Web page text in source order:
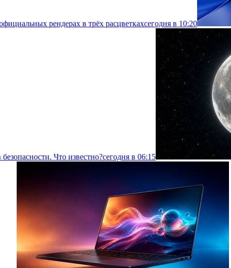
рендерах в трёх расцветкахсегодня в 10:20
Что известно?сегодня в 06:15